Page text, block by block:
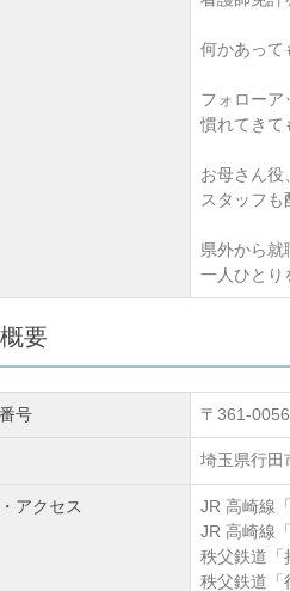
何かあって
フォローア
慣れてきて
お母さん役
スタッフも
県外から就
一人ひとり
要
号 〒361-0056
埼玉県行
アクセス
JR 高崎線
JR 高崎線
秩父鉄道「
秩父鉄道「